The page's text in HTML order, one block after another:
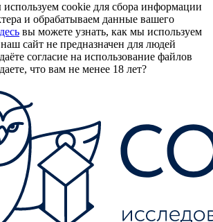
cookie для сбора информации
и обрабатываем данные вашего
вы можете узнать, как мы используем
сайт не предназначен для людей
согласие на использование файлов
что вам не менее 18 лет?